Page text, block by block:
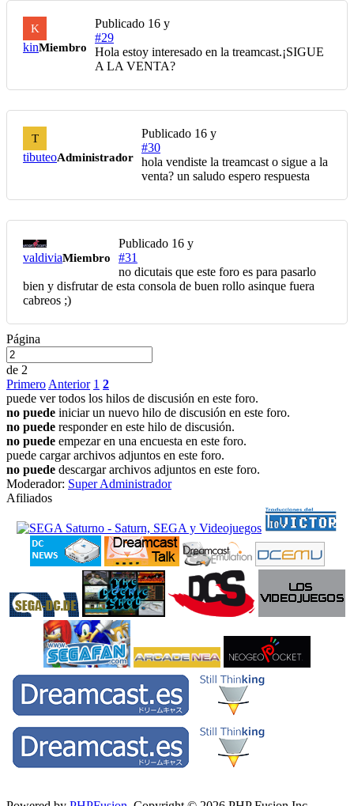
K
kinMiembro
Publicado 16 y
#29
Hola estoy interesado en la treamcast.¡SIGUE
A LA VENTA?
T
tibuteoAdministrador
Publicado 16 y
#30
hola vendiste la treamcast o sigue a la
venta? un saludo espero respuesta
valdiviaMiembro
Publicado 16 y
#31
no dicutais que este foro es para pasarlo
bien y disfrutar de esta consola de buen rollo asinque fuera
cabreos ;)
Página
de 2
Primero Anterior 1 2
puede ver todos los hilos de discusión en este foro.
no puede iniciar un nuevo hilo de discusión en este foro.
no puede responder en este hilo de discusión.
no puede empezar en una encuesta en este foro.
puede cargar archivos adjuntos en este foro.
no puede descargar archivos adjuntos en este foro.
Moderador: Super Administrador
Afiliados